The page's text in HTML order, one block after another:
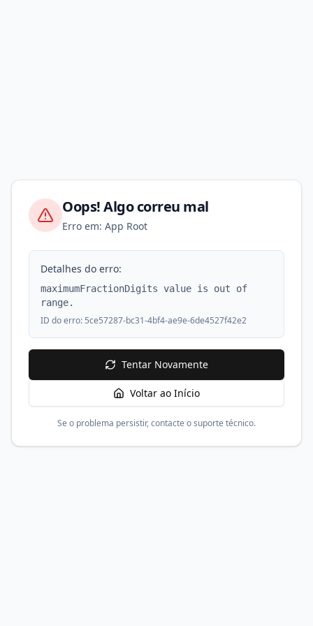
Oops! Algo correu mal
Erro em: App Root
Detalhes do erro:
maximumFractionDigits value is out of
range.
ID do erro: 5ce57287-bc31-4bf4-ae9e-6de4527f42e2
Tentar Novamente
Voltar ao Início
Se o problema persistir, contacte o suporte técnico.